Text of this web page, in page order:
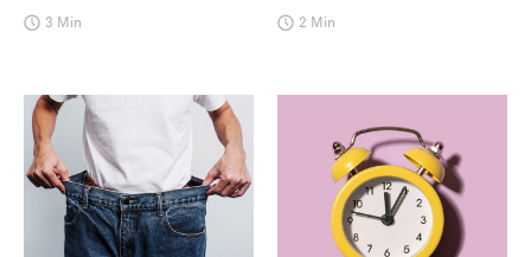
3 Min 2 Min